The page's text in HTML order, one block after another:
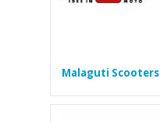
Malaguti Scooters